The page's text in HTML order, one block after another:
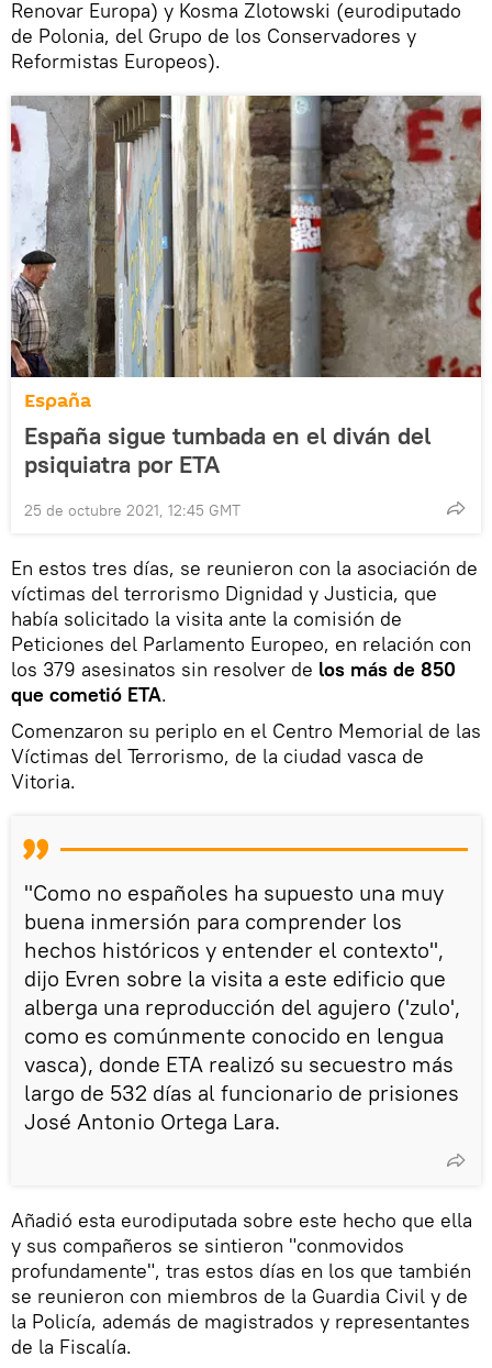
Renovar Europa) y Kosma Zlotowski (eurodiputado
de Polonia, del Grupo de los Conservadores y
Reformistas Europeos).
España
España sigue tumbada en el diván del
psiquiatra por ETA
25 de octubre 2021, 12:45 GMT
En estos tres días, se reunieron con la asociación de
víctimas del terrorismo Dignidad y Justicia, que
había solicitado la visita ante la comisión de
Peticiones del Parlamento Europeo, en relación con
los 379 asesinatos sin resolver de los más de 850
que cometió ETA.
Comenzaron su periplo en el Centro Memorial de las
Víctimas del Terrorismo, de la ciudad vasca de
Vitoria.
"Como no españoles ha supuesto una muy
buena inmersión para comprender los
hechos históricos y entender el contexto",
dijo Evren sobre la visita a este edificio que
alberga una reproducción del agujero ('zulo',
como es comúnmente conocido en lengua
vasca), donde ETA realizó su secuestro más
largo de 532 días al funcionario de prisiones
José Antonio Ortega Lara.
Añadió esta eurodiputada sobre este hecho que ella
y sus compañeros se sintieron "conmovidos
profundamente", tras estos días en los que también
se reunieron con miembros de la Guardia Civil y de
la Policía, además de magistrados y representantes
de la Fiscalía.